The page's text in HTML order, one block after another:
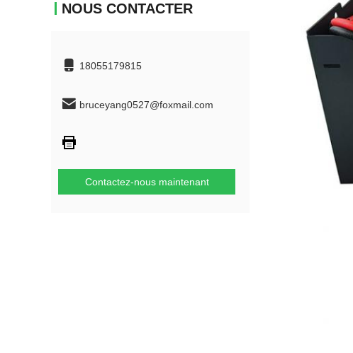
NOUS CONTACTER
18055179815
bruceyang0527@foxmail.com
Contactez-nous maintenant